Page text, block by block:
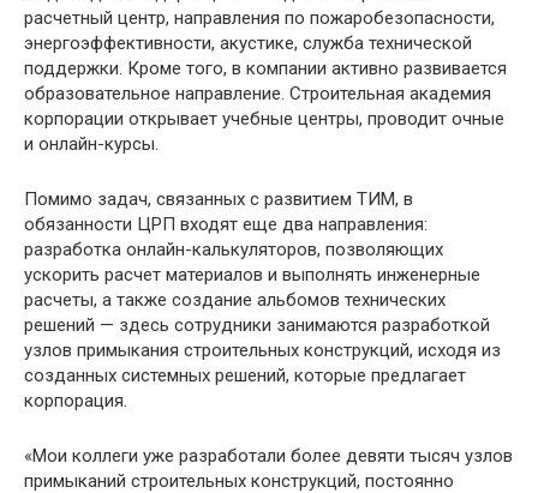
расчетный центр, направления по пожаробезопасности,
энергоэффективности, акустике, служба технической
поддержки. Кроме того, в компании активно развивается
образовательное направление. Строительная академия
корпорации открывает учебные центры, проводит очные
и онлайн-курсы.
Помимо задач, связанных с развитием ТИМ, в
обязанности ЦРП входят еще два направления:
разработка онлайн-калькуляторов, позволяющих
ускорить расчет материалов и выполнять инженерные
расчеты, а также создание альбомов технических
решений — здесь сотрудники занимаются разработкой
узлов примыкания строительных конструкций, исходя из
созданных системных решений, которые предлагает
корпорация.
«Мои коллеги уже разработали более девяти тысяч узлов
примыканий строительных конструкций, постоянно